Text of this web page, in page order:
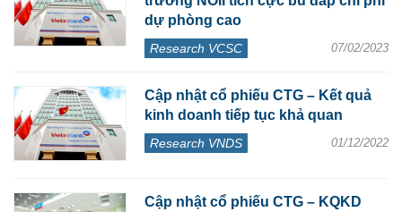
dự phòng cao
Research VCSC 07/02/2023
Cập nhật cổ phiếu CTG – Kết quả
kinh doanh tiếp tục khả quan
Research VNDS 01/12/2022
Cập nhật cổ phiếu CTG – KQKD